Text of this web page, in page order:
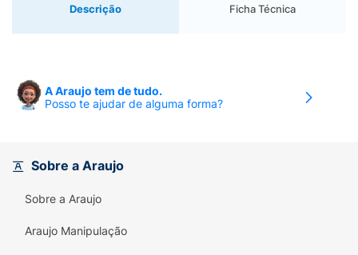
Descrição Ficha Técnica
A Araujo tem de tudo.
Posso te ajudar de alguma forma?
Sobre a Araujo
Sobre a Araujo
Araujo Manipulação